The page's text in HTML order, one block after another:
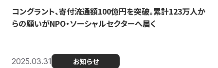
コングラント、寄付流通額100億円を突破。累計123万人か
らの願いがNPO・ソーシャルセクターへ届く
2025.03.31 お知らせ